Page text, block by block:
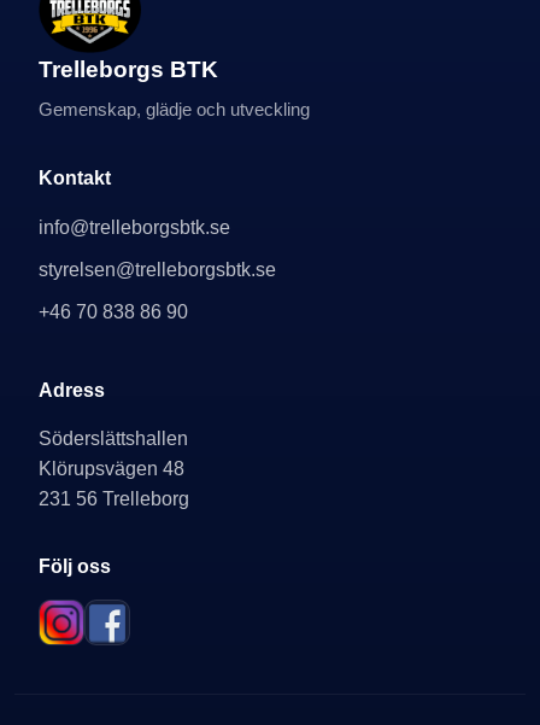
Trelleborgs BTK
Gemenskap, glädje och utveckling
Kontakt
info@trelleborgsbtk.se
styrelsen@trelleborgsbtk.se
+46 70 838 86 90
Adress
Söderslättshallen
Klörupsvägen 48
231 56 Trelleborg
Följ oss